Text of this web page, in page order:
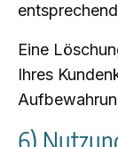
Eine
Ihres
6)